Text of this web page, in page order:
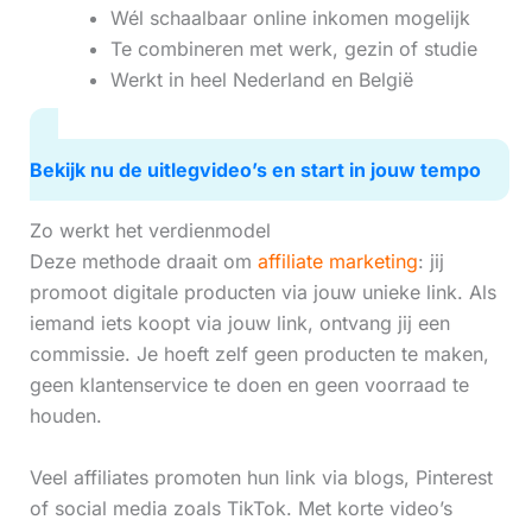
Wél schaalbaar online inkomen mogelijk
Te combineren met werk, gezin of studie
Werkt in heel Nederland en België
Bekijk nu de uitlegvideo’s en start in jouw tempo
Zo werkt het verdienmodel
Deze methode draait om affiliate marketing: jij
promoot digitale producten via jouw unieke link. Als
iemand iets koopt via jouw link, ontvang jij een
commissie. Je hoeft zelf geen producten te maken,
geen klantenservice te doen en geen voorraad te
houden.
Veel affiliates promoten hun link via blogs, Pinterest
of social media zoals TikTok. Met korte video’s